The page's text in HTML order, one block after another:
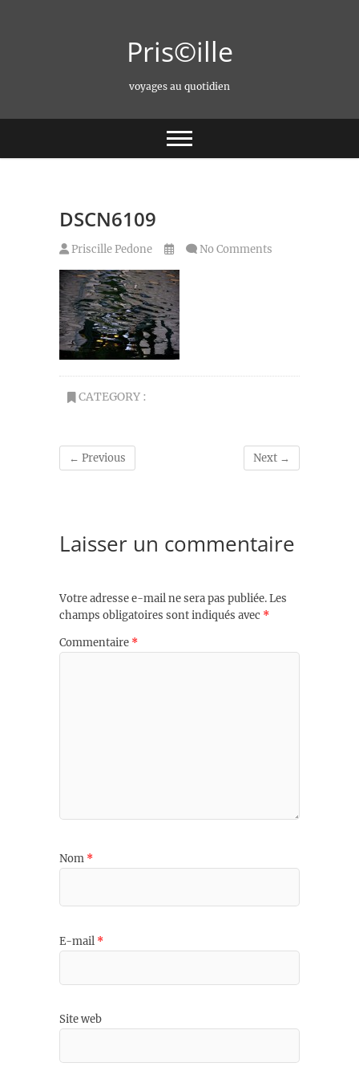
Pris©ille
voyages au quotidien
DSCN6109
Priscille Pedone No Comments
CATEGORY :
← Previous Next →
Laisser un commentaire
Votre adresse e-mail ne sera pas publiée.Les
champs obligatoires sont indiqués avec *
Commentaire *
Nom *
E-mail *
Site web